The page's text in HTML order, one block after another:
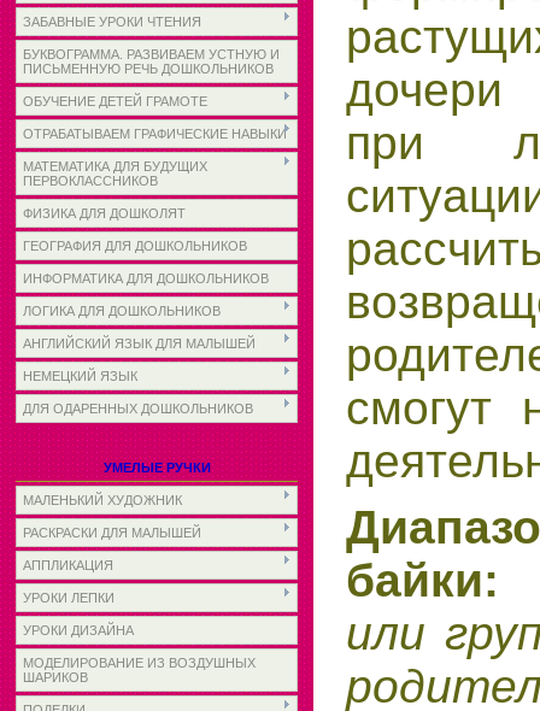
ЗАБАВНЫЕ УРОКИ ЧТЕНИЯ
БУКВОГРАММА. РАЗВИВАЕМ УСТНУЮ И
ПИСЬМЕННУЮ РЕЧЬ ДОШКОЛЬНИКОВ
ОБУЧЕНИЕ ДЕТЕЙ ГРАМОТЕ
ОТРАБАТЫВАЕМ ГРАФИЧЕСКИЕ НАВЫКИ
МАТЕМАТИКА ДЛЯ БУДУЩИХ
ПЕРВОКЛАССНИКОВ
ФИЗИКА ДЛЯ ДОШКОЛЯТ
ГЕОГРАФИЯ ДЛЯ ДОШКОЛЬНИКОВ
ИНФОРМАТИКА ДЛЯ ДОШКОЛЬНИКОВ
ЛОГИКА ДЛЯ ДОШКОЛЬНИКОВ
АНГЛИЙСКИЙ ЯЗЫК ДЛЯ МАЛЫШЕЙ
НЕМЕЦКИЙ ЯЗЫК
ДЛЯ ОДАРЕННЫХ ДОШКОЛЬНИКОВ
УМЕЛЫЕ РУЧКИ
МАЛЕНЬКИЙ ХУДОЖНИК
РАСКРАСКИ ДЛЯ МАЛЫШЕЙ
АППЛИКАЦИЯ
УРОКИ ЛЕПКИ
УРОКИ ДИЗАЙНА
МОДЕЛИРОВАНИЕ ИЗ ВОЗДУШНЫХ
ШАРИКОВ
при
смогут
или